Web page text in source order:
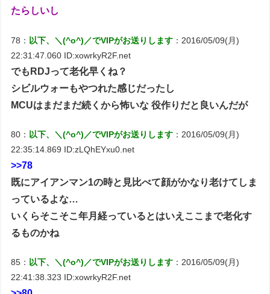
たらしいし
78： 以下、＼(^o^)／でVIPがお送りします ：2016/05/09(月)
22:31:47.060 ID:xowrkyR2F.net
でもRDJって老化早くね？
シビルウォーもやつれた感じだったし
MCUはまだまだ続くから怖いな 役作りだと良いんだが
80： 以下、＼(^o^)／でVIPがお送りします ：2016/05/09(月)
22:35:14.869 ID:zLQhEYxu0.net
>>78
既にアイアンマン1の時と見比べて顔がかなり老けてしま
っているよな…
いくらそこそこ年月経っているとはいえここまで老化す
るものかね
85： 以下、＼(^o^)／でVIPがお送りします ：2016/05/09(月)
22:41:38.323 ID:xowrkyR2F.net